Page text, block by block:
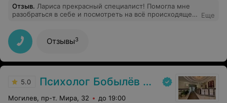
Отзыв. Лариса прекрасный специалист! Помогла мне
разобраться в себе и посмотреть на всё происходящее
умиротворение и желание жить дальше.
Еще
Отзывы3
5.0 Психолог Бобылёв А. А.
Могилев, пр-т. Мира, 32 до 19:00